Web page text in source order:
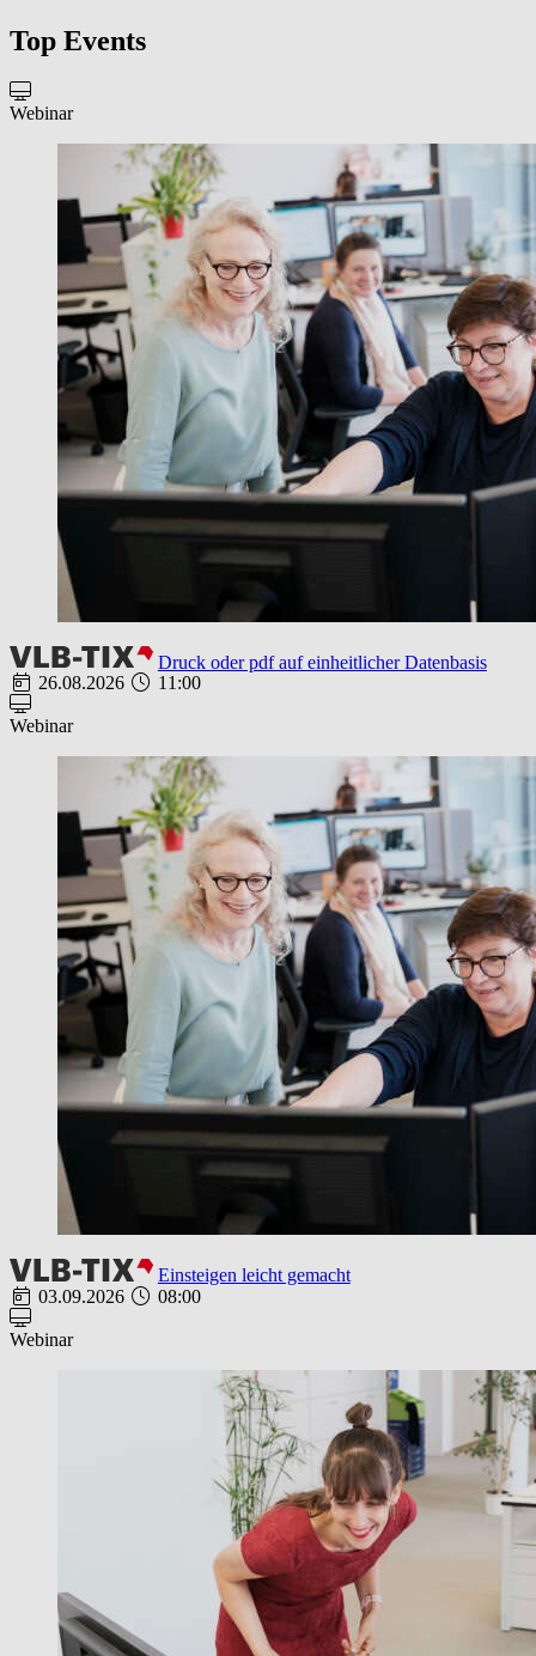
Top Events
Webinar
Druck oder pdf auf einheitlicher Datenbasis
26.08.2026
11:00
Webinar
Einsteigen leicht gemacht
03.09.2026
08:00
Webinar